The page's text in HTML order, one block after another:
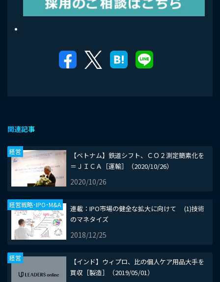
関連記事
【ベトナム】鉄道シフト、ＣＯ２測定簡素化を
＝ＪＩＣＡ［運輸］（2020/10/26）
2020/10/26
経営
​連載：IPO市場の健全な拡大に向けて (1)技術
のマネタイズ
2018/12/25
経営戦略･IPO･M&A
【インド】ウィプロ、比の個人ケア用品大手を
買収［製造］（2019/05/01）
経営